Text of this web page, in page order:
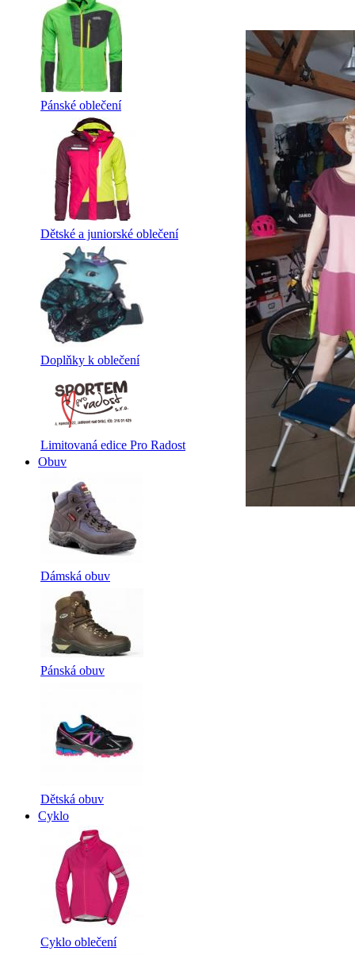
Pánské oblečení
Dětské a juniorské oblečení
Doplňky k oblečení
Limitovaná edice Pro Radost
Obuv
Dámská obuv
Pánská obuv
Dětská obuv
Cyklo
Cyklo oblečení